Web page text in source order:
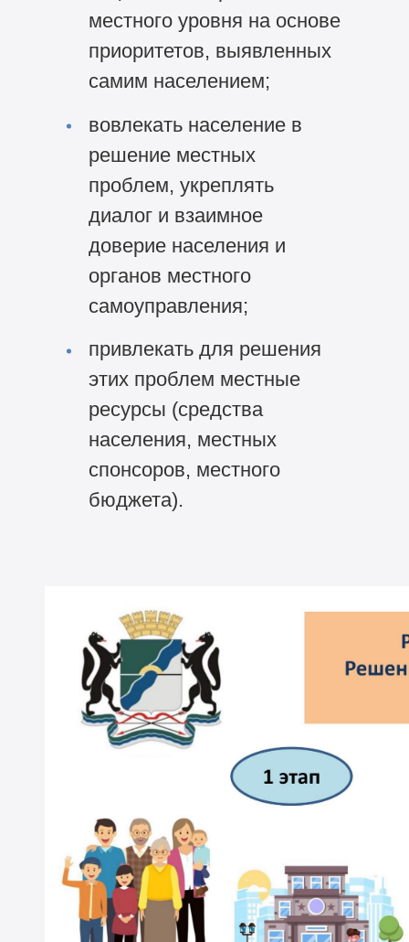
местного уровня на основе
приоритетов, выявленных
самим населением;
вовлекать население в
решение местных
проблем, укреплять
диалог и взаимное
доверие населения и
органов местного
самоуправления;
привлекать для решения
этих проблем местные
ресурсы (средства
населения, местных
спонсоров, местного
бюджета).